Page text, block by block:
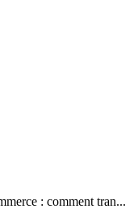
: comment tran...